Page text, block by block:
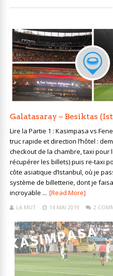
Galatasaray – Besiktas
Lire la Partie 1 : Kasimpasa vs
truc rapide et direction l’hôtel :
checkout de la chambre, taxi
récupérer les billets) puis re-taxi
côte asiatique d’Istanbul, où je
système de billetterie, dont je
incroyable ... [Read More]
LA MUT 14 MAI 2019 2